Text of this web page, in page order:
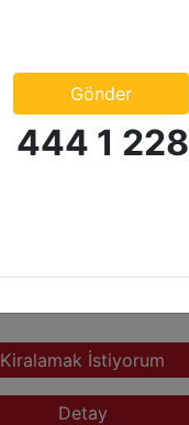
Kiralamak İstiyorum
Detay
Gönder
444 1 228